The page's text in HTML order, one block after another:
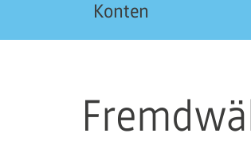
Konten